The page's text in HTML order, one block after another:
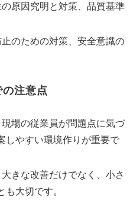
原因究明と対策、品質基準
のための対策、安全意識の
注意点
現場の従業員が問題点に気づ
しやすい環境作りが重要で
大きな改善だけでなく、小さ
も大切です。